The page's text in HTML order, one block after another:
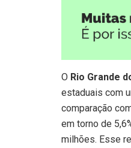
O Rio Grande
estaduais com
comparação
em torno de
milhões. Esse